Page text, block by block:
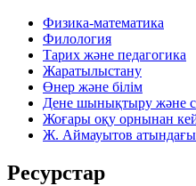
Физика-математика
Филология
Тарих және педагогика
Жаратылыстану
Өнер және білім
Дене шынықтыру және
Жоғары оқу орнынан
Ж. Аймауытов атындағы
Ресурстар